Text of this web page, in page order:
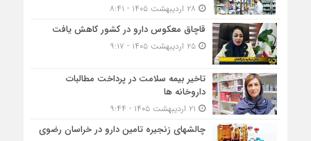
قاچاق معکوس دارو در کشور کاهش یافت
۲۵ اردیبهشت ۱۴۰۵ - ۹:۱۷
تاخیر بیمه سلامت در پرداخت مطالبات
داروخانه ها
چالشهای زنجیره تامین دارو در خراسان رضوی